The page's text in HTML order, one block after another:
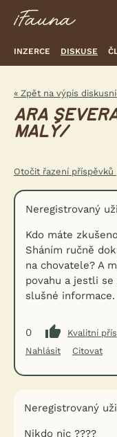
INZERCE DISKUSE
« Zpět na výpis
ARA
MALÝ/
Otočit řazení příspěvků
Neregistrovaný
Kdo máte
Sháním ručně
na chovatele? A
povahu a jestli
slušné informace.
0
Kvalitní
Nahlásit
Citovat
Neregistrovaný
Nikdo nic ????